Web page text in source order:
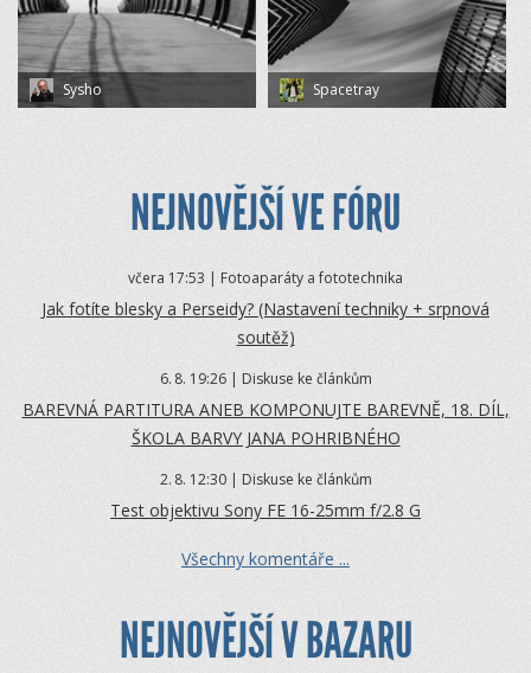
Sysho Spacetray
NEJNOVĚJŠÍ VE FÓRU
včera 17:53 | Fotoaparáty a fototechnika
Jak fotíte blesky a Perseidy? (Nastavení techniky + srpnová
soutěž)
6. 8. 19:26 | Diskuse ke článkům
BAREVNÁ PARTITURA ANEB KOMPONUJTE BAREVNĚ, 18. DÍL,
ŠKOLA BARVY JANA POHRIBNÉHO
2. 8. 12:30 | Diskuse ke článkům
Test objektivu Sony FE 16-25mm f/2.8 G
Všechny komentáře ...
NEJNOVĚJŠÍ V BAZARU